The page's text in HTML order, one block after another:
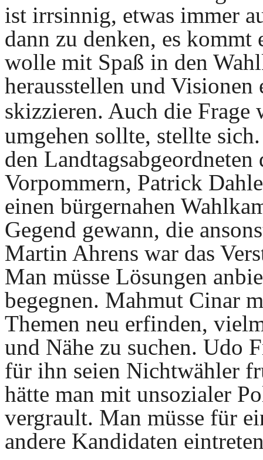
ist irrsinnig, etwas immer
dann zu denken, es kommt
wolle mit Spaß in den
herausstellen und
skizzieren. Auch die Frage
umgehen sollte, stellte
den
Vorpommern, Patrick
einen bürgernahen
Gegend gewann, die
Martin Ahrens war das
Man müsse Lösungen
begegnen. Mahmut Cinar
Themen neu erfinden,
und Nähe zu suchen. Udo
für ihn seien Nichtwähler
hätte man mit unsozialer
vergrault. Man müsse für
andere Kandidaten